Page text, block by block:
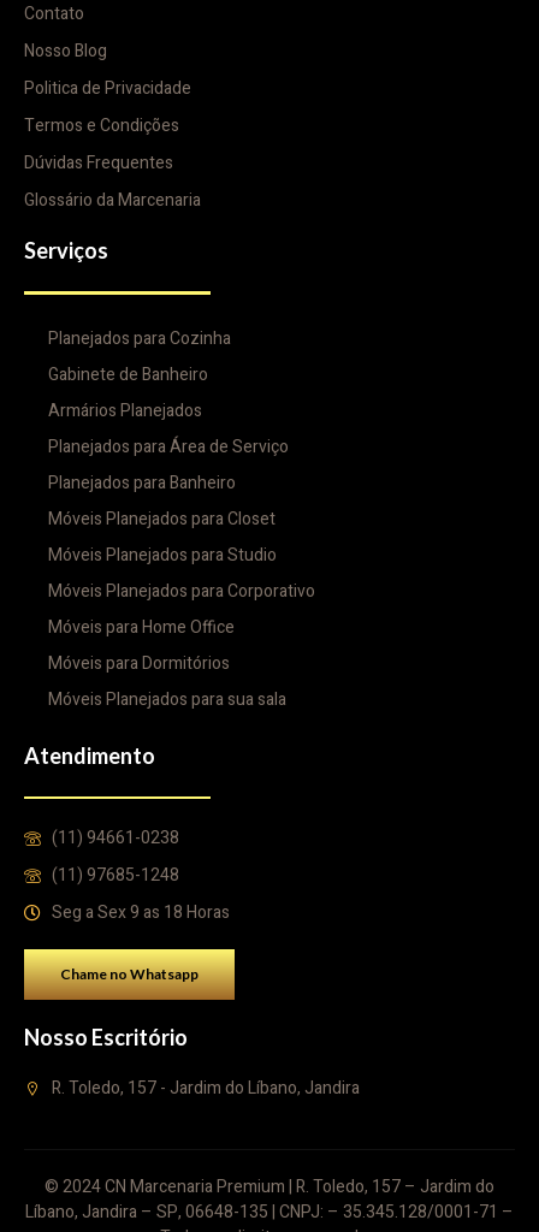
Contato
Nosso Blog
Politica de Privacidade
Termos e Condições
Dúvidas Frequentes
Glossário da Marcenaria
Serviços
Planejados para Cozinha
Gabinete de Banheiro
Armários Planejados
Planejados para Área de Serviço
Planejados para Banheiro
Móveis Planejados para Closet
Móveis Planejados para Studio
Móveis Planejados para Corporativo
Móveis para Home Office
Móveis para Dormitórios
Móveis Planejados para sua sala
Atendimento
(11) 94661-0238
(11) 97685-1248
Seg a Sex 9 as 18 Horas
Chame no Whatsapp
Nosso Escritório
R. Toledo, 157 - Jardim do Líbano, Jandira
© 2024 CN Marcenaria Premium | R. Toledo, 157 – Jardim do
Líbano, Jandira – SP, 06648-135 | CNPJ: – 35.345.128/0001-71 –